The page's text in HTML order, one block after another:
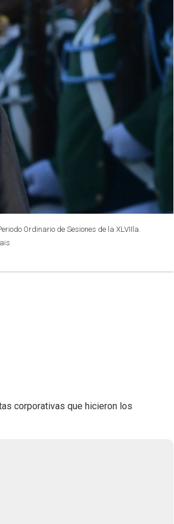
Ordinario de Sesiones de la XLVIIla.
corporativas que hicieron los